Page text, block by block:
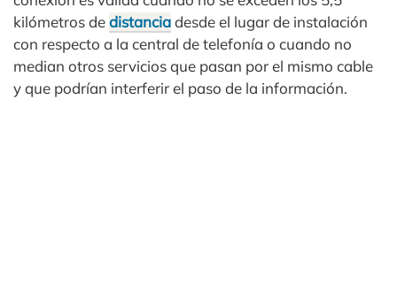
kilómetros dedistanciadesde el lugar de instalación
con respecto a la central de telefonía o cuando no
median otros servicios que pasan por el mismo cable
y que podrían interferir el paso de la información.